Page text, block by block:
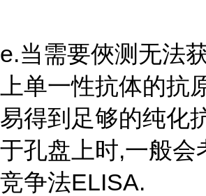
e.当需要俠测无法
上单一性抗体的抗
易得到足够的纯化
于孔盘上时,一般会
竞争法ELISA.